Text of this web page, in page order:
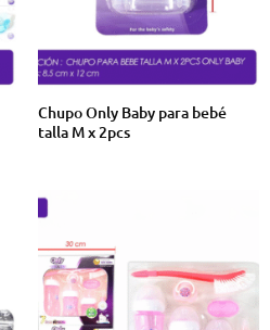
Chupo Only Baby para bebé
talla M x 2pcs